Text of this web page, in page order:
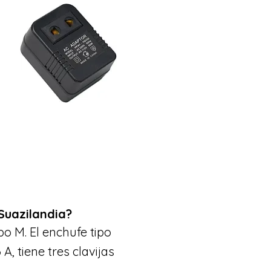
M. El enchufe tipo
tiene tres clavijas